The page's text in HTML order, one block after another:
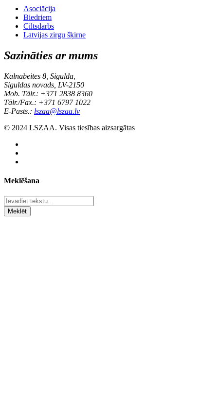
Asociācija
Biedriem
Ciltsdarbs
Latvijas zirgu šķirne
Sazināties ar mums
Kalnabeites 8, Sigulda,
Siguldas novads, LV-2150
Mob. Tālr.: +371 2838 8360
Tālr./Fax.: +371 6797 1022
E-Pasts.: lszaa@lszaa.lv
© 2024 LSZAA. Visas tiesības aizsargātas
Meklēšana
Meklēt